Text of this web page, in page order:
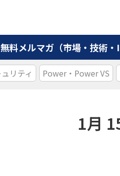
無料メルマガ（市場・技術
リティ Power・Power VS
1月